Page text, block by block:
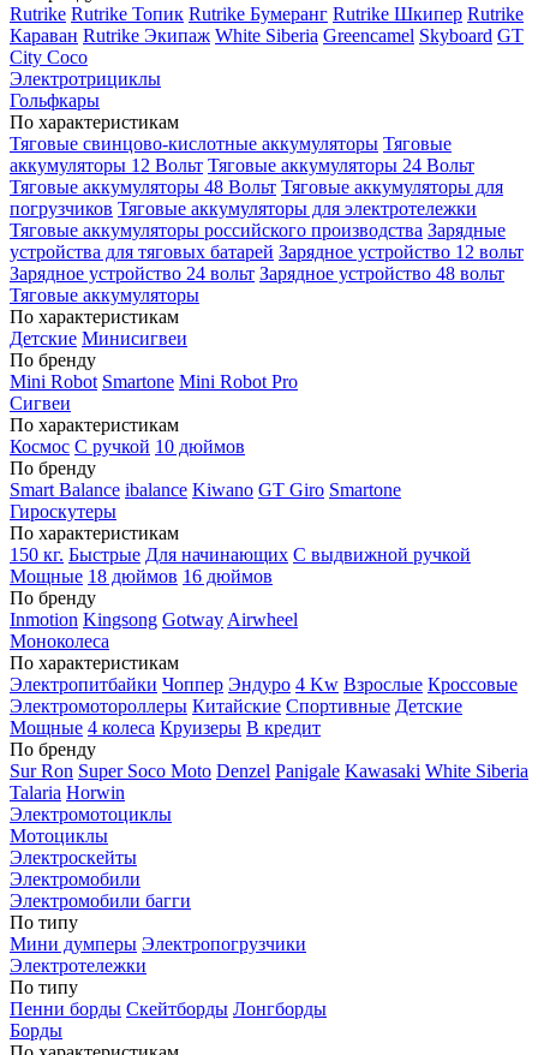
Rutrike Rutrike Топик Rutrike Бумеранг Rutrike Шкипер Rutrike
Караван Rutrike Экипаж White Siberia Greencamel Skyboard GT
City Coco
Электротрициклы
Гольфкары
По характеристикам
Тяговые свинцово-кислотные аккумуляторы Тяговые
аккумуляторы 12 Вольт Тяговые аккумуляторы 24 Вольт
Тяговые аккумуляторы 48 Вольт Тяговые аккумуляторы для
погрузчиков Тяговые аккумуляторы для электротележки
Тяговые аккумуляторы российского производства Зарядные
устройства для тяговых батарей Зарядное устройство 12 вольт
Зарядное устройство 24 вольт Зарядное устройство 48 вольт
Тяговые аккумуляторы
По характеристикам
Детские Минисигвеи
По бренду
Mini Robot Smartone Mini Robot Pro
Сигвеи
По характеристикам
Космос С ручкой 10 дюймов
По бренду
Smart Balance ibalance Kiwano GT Giro Smartone
Гироскутеры
По характеристикам
150 кг. Быстрые Для начинающих С выдвижной ручкой
Мощные 18 дюймов 16 дюймов
По бренду
Inmotion Kingsong Gotway Airwheel
Моноколеса
По характеристикам
Электропитбайки Чоппер Эндуро 4 Kw Взрослые Кроссовые
Электромотороллеры Китайские Спортивные Детские
Мощные 4 колеса Круизеры В кредит
По бренду
Sur Ron Super Soco Moto Denzel Panigale Kawasaki White Siberia
Talaria Horwin
Электромотоциклы
Мотоциклы
Электроскейты
Электромобили
Электромобили багги
По типу
Мини думперы Электропогрузчики
Электротележки
По типу
Пенни борды Скейтборды Лонгборды
Борды